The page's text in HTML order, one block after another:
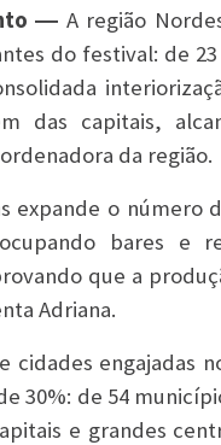
― A região
do festival: de
das capitais,
da região.
expande o
bares e
que a
Adriana.
cidades engajadas
30%: de 54
e grandes